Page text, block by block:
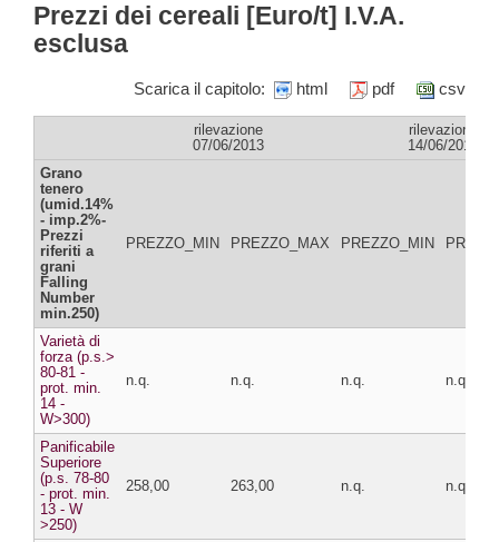
Prezzi dei cereali [Euro/t] I.V.A.
esclusa
Scarica il capitolo: html pdf csv
rilevazione
07/06/2013
rilevazione
14/06/2013
Grano
tenero
(umid.14%
- imp.2%-
Prezzi
riferiti a
grani
Falling
Number
min.250)
PREZZO_MIN PREZZO_MAX PREZZO_MIN
Varietà di
forza (p.s.>
80-81 -
prot. min.
14 -
W>300)
n.q. n.q. n.q. n.q.
Panificabile
Superiore
(p.s. 78-80
- prot. min.
13 - W
>250)
258,00 263,00 n.q. n.q.